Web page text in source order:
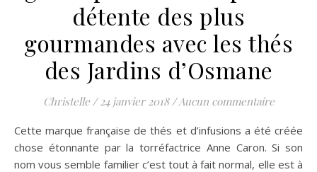
détente des plus
gourmandes avec les thés
des Jardins d’Osmane
Christelle / 24 janvier 2018 /Aucun commentaire
Cette marque française de thés et d’infusions a été créée
chose étonnante par la torréfactrice Anne Caron. Si son
nom vous semble familier c’est tout à fait normal, elle est à